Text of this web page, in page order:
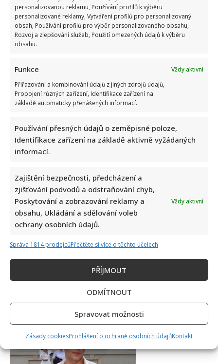
personalizovanou reklamu, Používání profilů k výběru
personalizované reklamy, Vytváření profilů pro personalizovaný
obsah, Používání profilů pro výběr personalizovaného obsahu,
Rozvoj a zlepšování služeb, Použití omezených údajů k výběru
obsahu.
Funkce
Vždy aktivní
Přiřazování a kombinování údajů z jiných zdrojů údajů,
Propojení různých zařízení, Identifikace zařízení na
základě automaticky přenášených informací.
Používání přesných údajů o zeměpisné poloze,
Identifikace zařízení na základě aktivně vyžádaných
informací.
Zajištění bezpečnosti, předcházení a
zjišťování podvodů a odstraňování chyb,
Poskytování a zobrazování reklamy a
obsahu, Ukládání a sdělování voleb
ochrany osobních údajů.
Vždy aktivní
Správa 1814 prodejcůPřečtěte si více o těchto účelech
PŘÍJMOUT
ODMÍTNOUT
Spravovat možnosti
Zásady cookiesProhlášení o ochraně osobních údajůKontakt
Petr Rychlý slaví 61 let: Už nějakou dobu tu však vůbec
nemusel být. Za svůj život vděčí manželce